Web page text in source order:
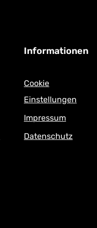
Informationen
Cookie
Einstellungen
Impressum
Datenschutz